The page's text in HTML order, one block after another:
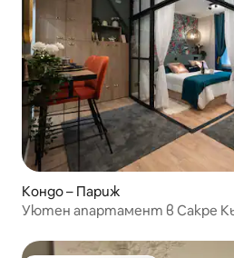
Кондо – Париж
Уютен апартамент в Сакре